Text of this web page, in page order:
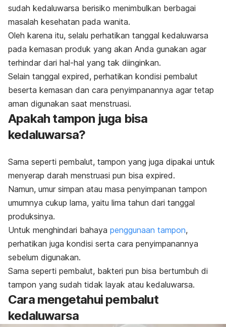
sudah kedaluwarsa berisiko menimbulkan berbagai
masalah kesehatan pada wanita.
Oleh karena itu, selalu perhatikan tanggal kedaluwarsa
pada kemasan produk yang akan Anda gunakan agar
terhindar dari hal-hal yang tak diinginkan.
Selain tanggal expired, perhatikan kondisi pembalut
beserta kemasan dan cara penyimpanannya agar tetap
aman digunakan saat menstruasi.
Apakah tampon juga bisa
kedaluwarsa?
Sama seperti pembalut, tampon yang juga dipakai untuk
menyerap darah menstruasi pun bisa expired.
Namun, umur simpan atau masa penyimpanan tampon
umumnya cukup lama, yaitu lima tahun dari tanggal
produksinya.
Untuk menghindari bahaya penggunaan tampon,
perhatikan juga kondisi serta cara penyimpanannya
sebelum digunakan.
Sama seperti pembalut, bakteri pun bisa bertumbuh di
tampon yang sudah tidak layak atau kedaluwarsa.
Cara mengetahui pembalut
kedaluwarsa